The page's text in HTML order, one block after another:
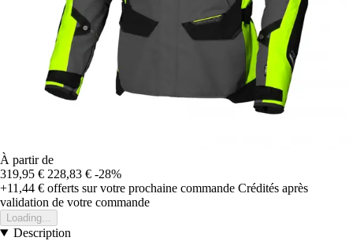
À partir de
319,95 € 228,83 € -28%
+11,44 € offerts sur votre prochaine commande Crédités après
validation de votre commande
Loading...
Description